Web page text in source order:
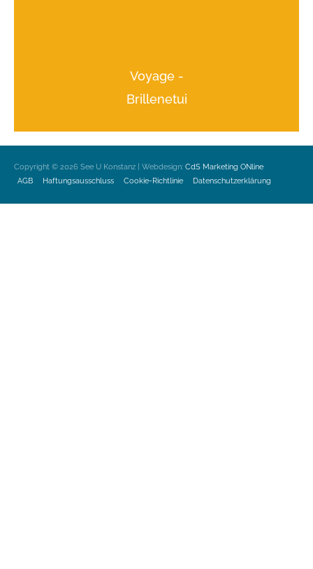
Voyage -
Brillenetui
Copyright © 2026 See U Konstanz | Webdesign: CdS Marketing ONline
AGB
Haftungsausschluss Cookie-Richtlinie Datenschutzerklärung